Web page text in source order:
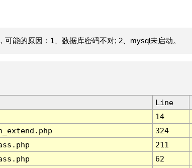
能的原因：1、数据库密码不对; 2、mysql未启动。
Line
14
324
211
62